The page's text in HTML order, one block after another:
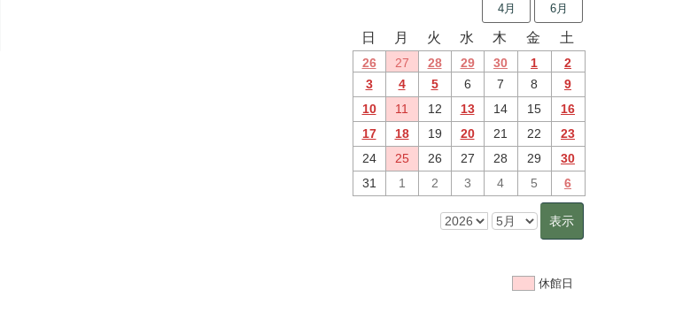
4月 6月
日 月 火 水 木 金 土
26 27 28 29 30 1
2
3
4 5 6 7 8
9
10
11 12 13 14 15
16
17
18 19 20 21 22
23
24
25 26 27 28 29
30
31
1 2 3 4 5 6
休館日